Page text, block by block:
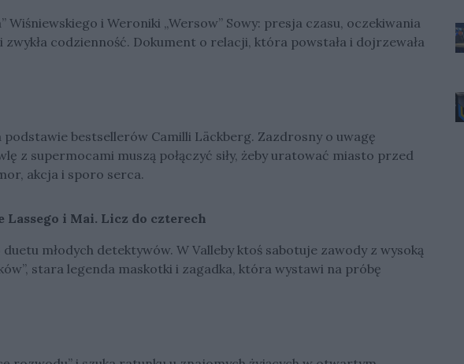
Wiśniewskiego i Weroniki „Wersow” Sowy: presja czasu, oczekiwania
codzienność. Dokument o relacji, która powstała i dojrzewała
bestsellerów Camilli Läckberg. Zazdrosny o uwagę
z supermocami muszą połączyć siły, żeby uratować miasto przed
akcja i sporo serca.
i Mai. Licz do czterech
młodych detektywów. W Valleby ktoś sabotuje zawody z wysoką
stara legenda maskotki i zagadka, która wystawi na próbę